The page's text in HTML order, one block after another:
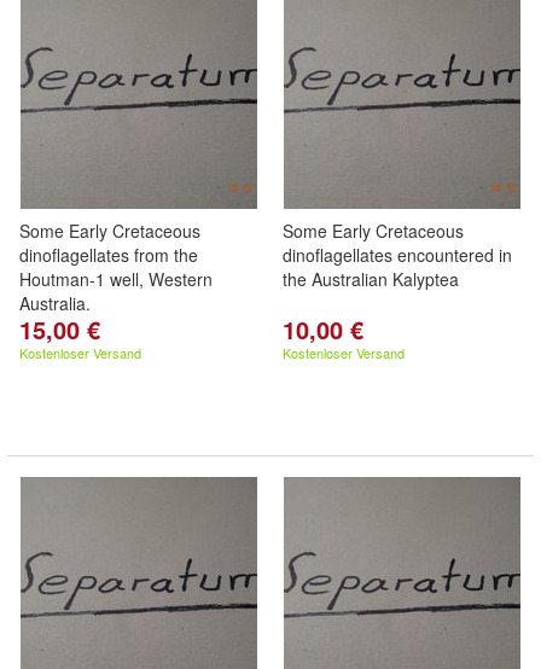
Some Early Cretaceous
dinoflagellates from the
Houtman-1 well, Western
Australia.
15,00 €
Kostenloser Versand
Some Early Cretaceous
dinoflagellates encountered in
the Australian Kalyptea
10,00 €
Kostenloser Versand